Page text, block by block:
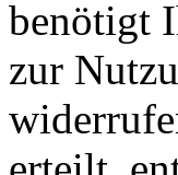
benötigt
zur